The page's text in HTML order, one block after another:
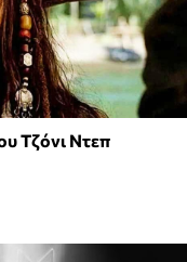
Τζόνι Ντεπ